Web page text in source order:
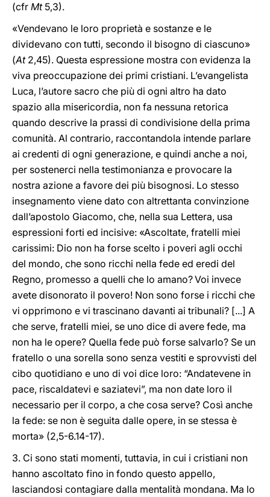
(cfr Mt5,3).
«Vendevano le loro proprietà e sostanze e le
dividevano con tutti, secondo il bisogno di ciascuno»
(At2,45). Questa espressione mostra con evidenza la
viva preoccupazione dei primi cristiani. L’evangelista
Luca, l’autore sacro che più di ogni altro ha dato
spazio alla misericordia, non fa nessuna retorica
quando descrive la prassi di condivisione della prima
comunità. Al contrario, raccontandola intende parlare
ai credenti di ogni generazione, e quindi anche a noi,
per sostenerci nella testimonianza e provocare la
nostra azione a favore dei più bisognosi. Lo stesso
insegnamento viene dato con altrettanta convinzione
dall’apostolo Giacomo, che, nella sua Lettera, usa
espressioni forti ed incisive: «Ascoltate, fratelli miei
carissimi: Dio non ha forse scelto i poveri agli occhi
del mondo, che sono ricchi nella fede ed eredi del
Regno, promesso a quelli che lo amano?Voi invece
avete disonorato il povero! Non sono forse i ricchi che
vi opprimono e vi trascinano davanti ai tribunali? [...] A
che serve, fratelli miei, se uno dice di avere fede, ma
non ha le opere? Quella fede può forse salvarlo? Se un
fratello o una sorella sono senza vestiti e sprovvisti del
cibo quotidiano e uno di voi dice loro: “Andatevene in
pace, riscaldatevi e saziatevi”, ma non date loro il
necessario per il corpo, a che cosa serve? Così anche
la fede: se non è seguita dalle opere, in se stessa è
morta» (2,5-6.14-17).
3. Ci sono stati momenti, tuttavia, in cui i cristiani non
hanno ascoltato fino in fondo questo appello,
lasciandosi contagiare dalla mentalità mondana. Ma lo